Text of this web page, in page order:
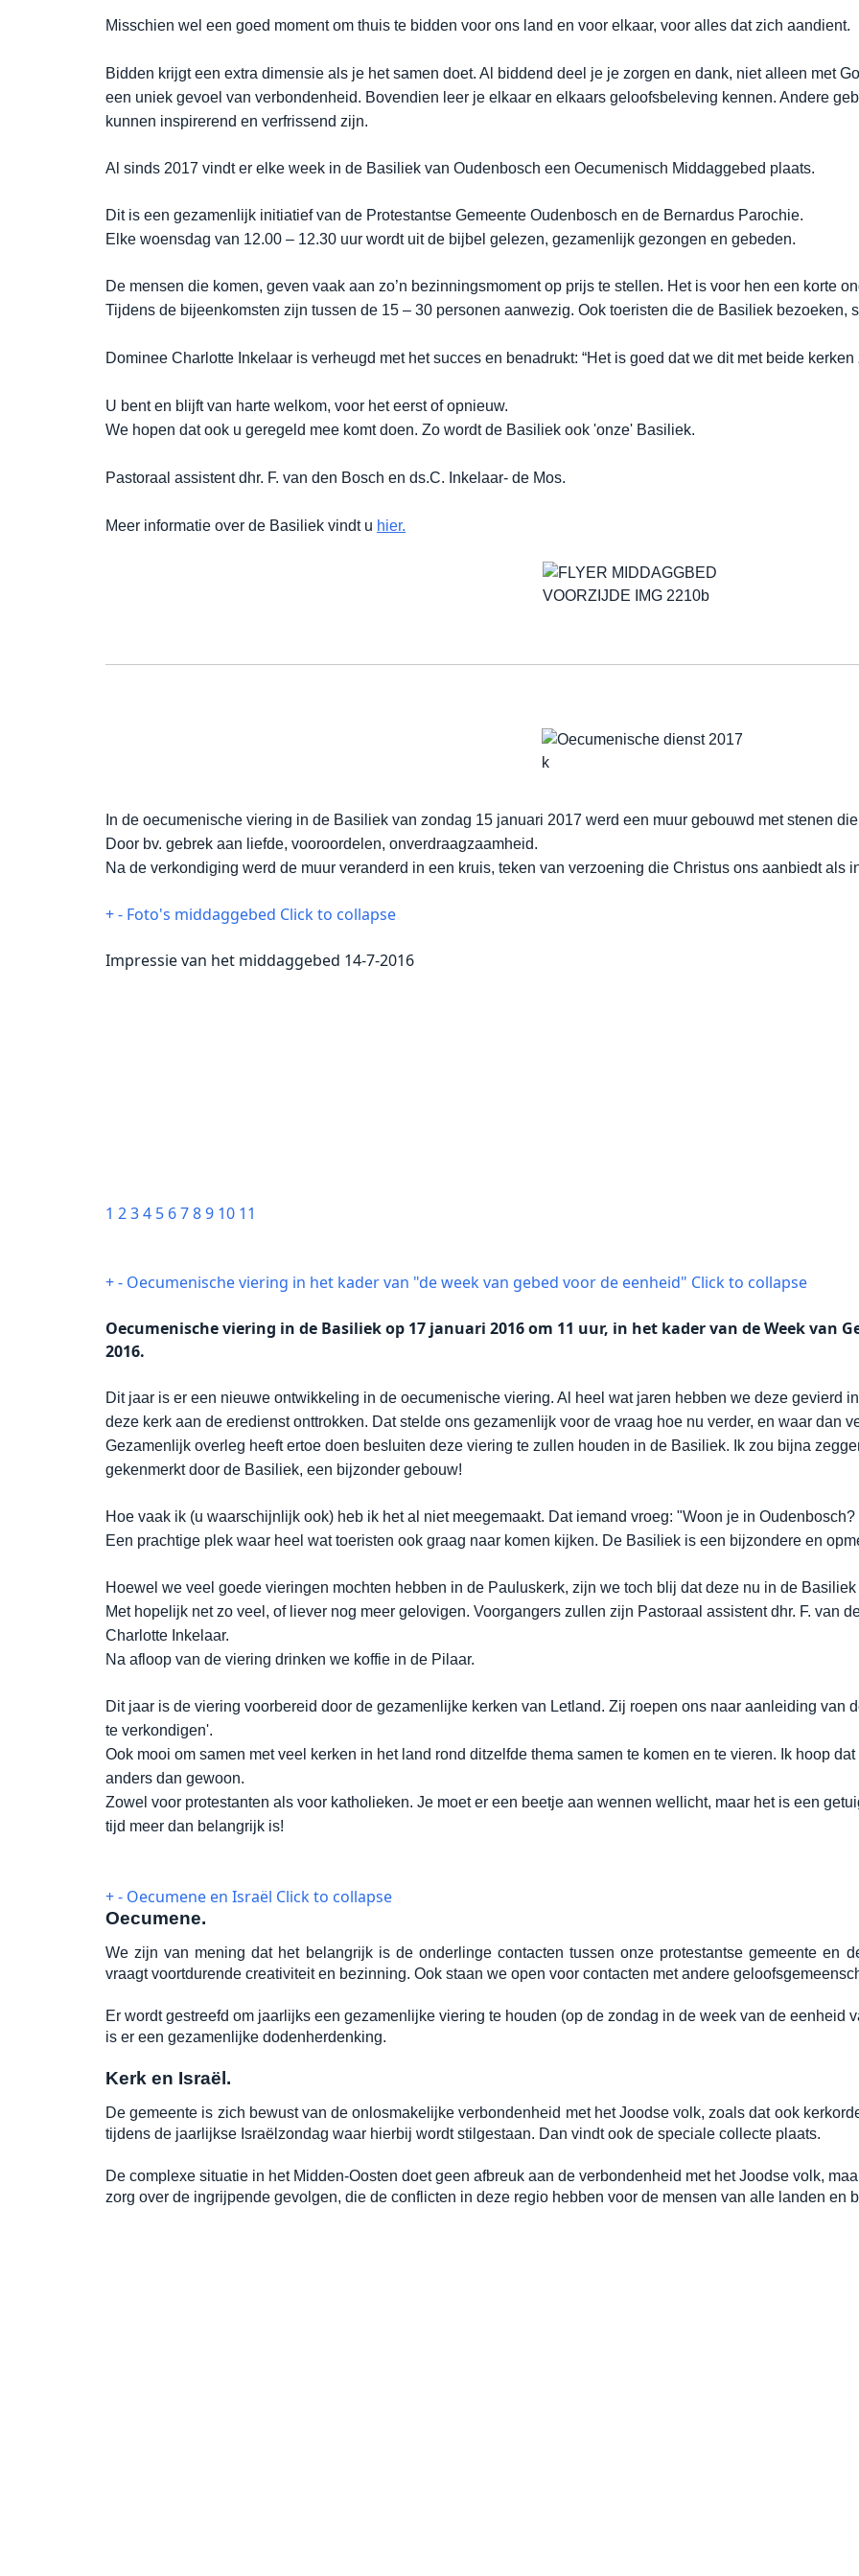
Misschien wel een goed moment om thuis te bidden voor ons land en voor elkaar, voor alles dat zich aandient.
Bidden krijgt een extra dimensie als je het samen doet. Al biddend deel je je zorgen en dank, niet alleen met
een uniek gevoel van verbondenheid. Bovendien leer je elkaar en elkaars geloofsbeleving kennen. Andere
kunnen inspirerend en verfrissend zijn.
Al sinds 2017 vindt er elke week in de Basiliek van Oudenbosch een Oecumenisch Middaggebed plaats.
Dit is een gezamenlijk initiatief van de Protestantse Gemeente Oudenbosch en de Bernardus Parochie.
Elke woensdag van 12.00 – 12.30 uur wordt uit de bijbel gelezen, gezamenlijk gezongen en gebeden.
De mensen die komen, geven vaak aan zo’n bezinningsmoment op prijs te stellen. Het is voor hen een korte
Tijdens de bijeenkomsten zijn tussen de 15 – 30 personen aanwezig. Ook toeristen die de Basiliek bezoeken,
Dominee Charlotte Inkelaar is verheugd met het succes en benadrukt: “Het is goed dat we dit met beide
U bent en blijft van harte welkom, voor het eerst of opnieuw.
We hopen dat ook u geregeld mee komt doen. Zo wordt de Basiliek ook 'onze' Basiliek.
Pastoraal assistent dhr. F. van den Bosch en ds.C. Inkelaar- de Mos.
Meer informatie over de Basiliek vindt u hier.
In de oecumenische viering in de Basiliek van zondag 15 januari 2017 werd een muur gebouwd met stenen
Door bv. gebrek aan liefde, vooroordelen, onverdraagzaamheid.
Na de verkondiging werd de muur veranderd in een kruis, teken van verzoening die Christus ons aanbiedt als
+- Foto's middaggebed Click to collapse
Impressie van het middaggebed 14-7-2016
1 234 5 6789 10 11
+- Oecumenische viering in het kader van "de week van gebed voor de eenheid" Click to collapse
Oecumenische viering in de Basiliek op 17 januari 2016 om 11 uur, in het kader van de Week van
2016.
Dit jaar is er een nieuwe ontwikkeling in de oecumenische viering. Al heel wat jaren hebben we deze gevierd
deze kerk aan de eredienst onttrokken. Dat stelde ons gezamenlijk voor de vraag hoe nu verder, en waar dan
Gezamenlijk overleg heeft ertoe doen besluiten deze viering te zullen houden in de Basiliek. Ik zou bijna
gekenmerkt door de Basiliek, een bijzonder gebouw!
Hoe vaak ik (u waarschijnlijk ook) heb ik het al niet meegemaakt. Dat iemand vroeg: "Woon je in
Een prachtige plek waar heel wat toeristen ook graag naar komen kijken. De Basiliek is een bijzondere en
Hoewel we veel goede vieringen mochten hebben in de Pauluskerk, zijn we toch blij dat deze nu in de
Met hopelijk net zo veel, of liever nog meer gelovigen. Voorgangers zullen zijn Pastoraal assistent dhr. F. van
Charlotte Inkelaar.
Na afloop van de viering drinken we koffie in de Pilaar.
Dit jaar is de viering voorbereid door de gezamenlijke kerken van Letland. Zij roepen ons naar aanleiding van
te verkondigen'.
Ook mooi om samen met veel kerken in het land rond ditzelfde thema samen te komen en te vieren. Ik hoop
anders dan gewoon.
Zowel voor protestanten als voor katholieken. Je moet er een beetje aan wennen wellicht, maar het is een
tijd meer dan belangrijk is!
+- Oecumene en Israël Click to collapse
Oecumene.
We zijn van mening dat het belangrijk is de onderlinge contacten tussen onze protestantse gemeente en
vraagt voortdurende creativiteit en bezinning. Ook staan we open voor contacten met andere
Er wordt gestreefd om jaarlijks een gezamenlijke viering te houden (op de zondag in de week van de eenheid
is er een gezamenlijke dodenherdenking.
Kerk en Israël.
De gemeente is zich bewust van de onlosmakelijke verbondenheid met het Joodse volk, zoals dat ook
tijdens de jaarlijkse Israëlzondag waar hierbij wordt stilgestaan. Dan vindt ook de speciale collecte plaats.
De complexe situatie in het Midden-Oosten doet geen afbreuk aan de verbondenheid met het Joodse volk,
zorg over de ingrijpende gevolgen, die de conflicten in deze regio hebben voor de mensen van alle landen en